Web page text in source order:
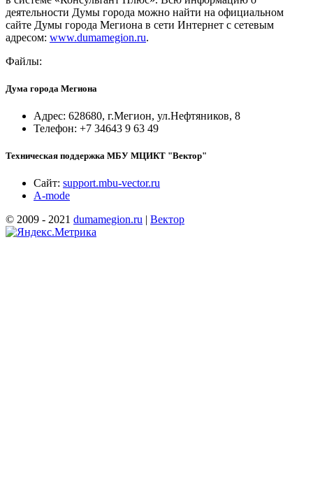
деятельности Думы города можно найти на официальном
сайте Думы города Мегиона в сети Интернет с сетевым
адресом: www.dumamegion.ru.
Файлы:
Дума города Мегиона
Адрес: 628680, г.Мегион, ул.Нефтяников, 8
Телефон: +7 34643 9 63 49
Техническая поддержка МБУ МЦИКТ "Вектор"
Сайт: support.mbu-vector.ru
A-mode
© 2009 - 2021 dumamegion.ru Вектор